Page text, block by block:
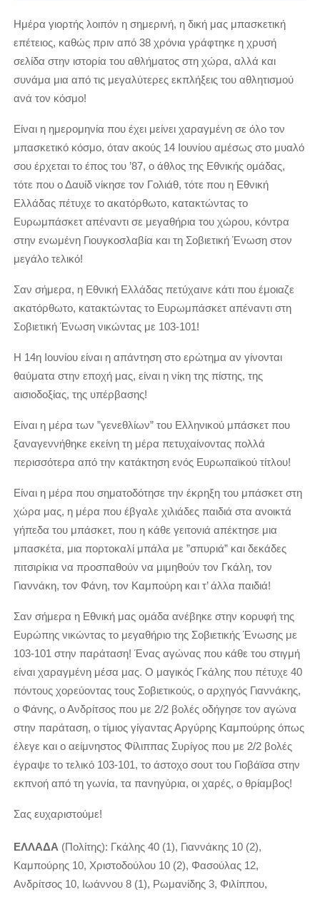
Ημέρα γιορτής λοιπόν η σημερινή, η δική μας μπασκετική
επέτειος, καθώς πριν από 38 χρόνια γράφτηκε η χρυσή
σελίδα στην ιστορία του αθλήματος στη χώρα, αλλά και
συνάμα μια από τις μεγαλύτερες εκπλήξεις του αθλητισμού
ανά τον κόσμο!
Είναι η ημερομηνία που έχει μείνει χαραγμένη σε όλο τον
μπασκετικό κόσμο, όταν ακούς 14 Ιουνίου αμέσως στο μυαλό
σου έρχεται το έπος του ’87, ο άθλος της Εθνικής ομάδας,
τότε που ο Δαυίδ νίκησε τον Γολιάθ, τότε που η Εθνική
Ελλάδας πέτυχε το ακατόρθωτο, κατακτώντας το
Ευρωμπάσκετ απέναντι σε μεγαθήρια του χώρου, κόντρα
στην ενωμένη Γιουγκοσλαβία και τη Σοβιετική Ένωση στον
μεγάλο τελικό!
Σαν σήμερα, η Εθνική Ελλάδας πετύχαινε κάτι που έμοιαζε
ακατόρθωτο, κατακτώντας το Ευρωμπάσκετ απέναντι στη
Σοβιετική Ένωση νικώντας με 103-101!
Η 14η Ιουνίου είναι η απάντηση στο ερώτημα αν γίνονται
θαύματα στην εποχή μας, είναι η νίκη της πίστης, της
αισιοδοξίας, της υπέρβασης!
Είναι η μέρα των ”γενεθλίων” του Ελληνικού μπάσκετ που
ξαναγεννήθηκε εκείνη τη μέρα πετυχαίνοντας πολλά
περισσότερα από την κατάκτηση ενός Ευρωπαϊκού τίτλου!
Είναι η μέρα που σηματοδότησε την έκρηξη του μπάσκετ στη
χώρα μας, η μέρα που έβγαλε χιλιάδες παιδιά στα ανοικτά
γήπεδα του μπάσκετ, που η κάθε γειτονιά απέκτησε μια
μπασκέτα, μια πορτοκαλί μπάλα με ”σπυριά” και δεκάδες
πιτσιρίκια να προσπαθούν να μιμηθούν τον Γκάλη, τον
Γιαννάκη, τον Φάνη, τον Καμπούρη και τ’ άλλα παιδιά!
Σαν σήμερα η Εθνική μας ομάδα ανέβηκε στην κορυφή της
Ευρώπης νικώντας το μεγαθήριο της Σοβιετικής Ένωσης με
103-101 στην παράταση! Ένας αγώνας που κάθε του στιγμή
είναι χαραγμένη μέσα μας. Ο μαγικός Γκάλης που πέτυχε 40
πόντους χορεύοντας τους Σοβιετικούς, ο αρχηγός Γιαννάκης,
ο Φάνης, ο Ανδρίτσος που με 2/2 βολές οδήγησε τον αγώνα
στην παράταση, ο τίμιος γίγαντας Αργύρης Καμπούρης όπως
έλεγε και ο αείμνηστος Φίλιππας Συρίγος που με 2/2 βολές
έγραψε το τελικό 103-101, το άστοχο σουτ του Γιοβάϊσα στην
εκπνοή από τη γωνία, τα πανηγύρια, οι χαρές, ο θρίαμβος!
Σας ευχαριστούμε!
ΕΛΛΑΔΑ (Πολίτης): Γκάλης 40 (1), Γιαννάκης 10 (2),
Καμπούρης 10, Χριστοδούλου 10 (2), Φασούλας 12,
Ανδρίτσος 10, Ιωάννου 8 (1), Ρωμανίδης 3, Φιλίππου,